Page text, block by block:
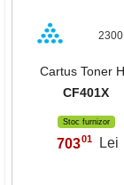
Cartus Toner
CF401X
Stoc furnizor
70301 Lei